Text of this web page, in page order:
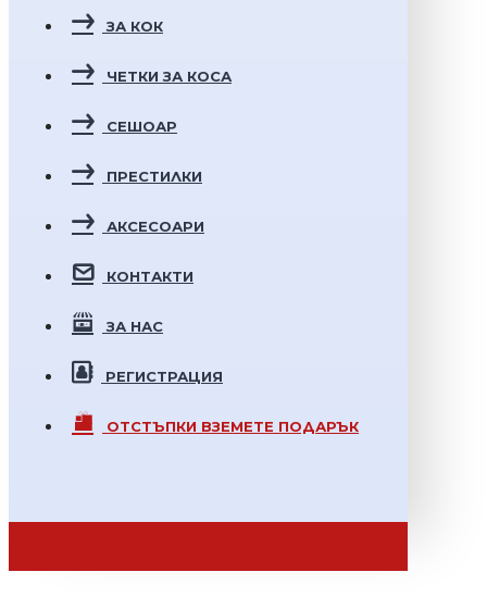
ЗА КОК
ЧЕТКИ ЗА КОСА
СЕШОАР
ПРЕСТИЛКИ
АКСЕСОАРИ
КОНТАКТИ
ЗА НАС
РЕГИСТРАЦИЯ
ОТСТЪПКИ ВЗЕМЕТЕ ПОДАРЪК